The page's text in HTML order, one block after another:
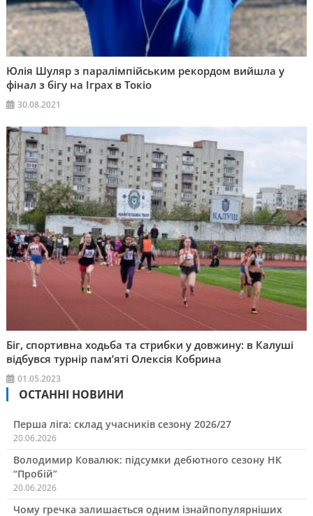
Юлія Шуляр з паралімпійським рекордом вийшла у
фінал з бігу на Іграх в Токіо
30.08.2021
Біг, спортивна ходьба та стрибки у довжину: в Калуші
відбувся турнір пам’яті Олексія Кобрина
01.05.2023
ОСТАННІ НОВИНИ
Перша ліга: склад учасників сезону 2026/27
20.06.2026
Володимир Ковалюк: підсумки дебютного сезону НК
“Пробій”
20.06.2026
Чому гречка залишається одним ізнайпопулярніших